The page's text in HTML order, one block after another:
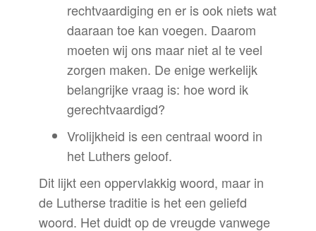
rechtvaardiging en er is ook niets wat
daaraan toe kan voegen. Daarom
moeten wij ons maar niet al te veel
zorgen maken. De enige werkelijk
belangrijke vraag is: hoe word ik
gerechtvaardigd?
Vrolijkheid is een centraal woord in
het Luthers geloof.
Dit lijkt een oppervlakkig woord, maar in
de Lutherse traditie is het een geliefd
woord. Het duidt op de vreugde vanwege